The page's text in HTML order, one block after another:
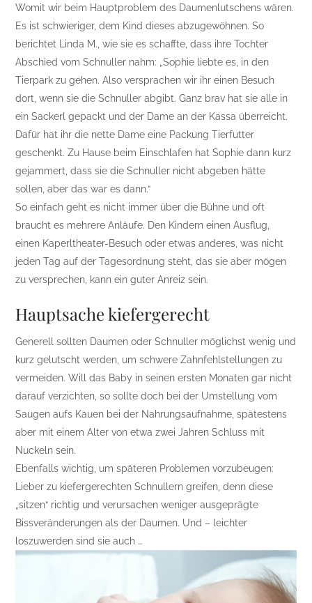
Womit wir beim Hauptproblem des Daumenlutschens wären.
Es ist schwieriger, dem Kind dieses abzugewöhnen. So
berichtet Linda M., wie sie es schaffte, dass ihre Tochter
Abschied vom Schnuller nahm: „Sophie liebte es, in den
Tierpark zu gehen. Also versprachen wir ihr einen Besuch
dort, wenn sie die Schnuller abgibt. Ganz brav hat sie alle in
ein Sackerl gepackt und der Dame an der Kassa überreicht.
Dafür hat ihr die nette Dame eine Packung Tierfutter
geschenkt. Zu Hause beim Einschlafen hat Sophie dann kurz
gejammert, dass sie die Schnuller nicht abgeben hätte
sollen, aber das war es dann.“
So einfach geht es nicht immer über die Bühne und oft
braucht es mehrere Anläufe. Den Kindern einen Ausflug,
einen Kaperltheater-Besuch oder etwas anderes, was nicht
jeden Tag auf der Tagesordnung steht, das sie aber mögen
zu versprechen, kann ein guter Anreiz sein.
Hauptsache kiefergerecht
Generell sollten Daumen oder Schnuller möglichst wenig und
kurz gelutscht werden, um schwere Zahnfehlstellungen zu
vermeiden. Will das Baby in seinen ersten Monaten gar nicht
darauf verzichten, so sollte doch bei der Umstellung vom
Saugen aufs Kauen bei der Nahrungsaufnahme, spätestens
aber mit einem Alter von etwa zwei Jahren Schluss mit
Nuckeln sein.
Ebenfalls wichtig, um späteren Problemen vorzubeugen:
Lieber zu kiefergerechten Schnullern greifen, denn diese
„sitzen“ richtig und verursachen weniger ausgeprägte
Bissveränderungen als der Daumen. Und – leichter
loszuwerden sind sie auch …